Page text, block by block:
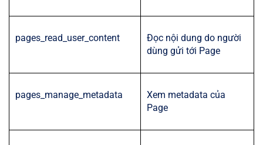
pages_read_user_content
Đọc nội dung do người
dùng gửi tới Page
pages_manage_metadata
Xem metadata của
Page